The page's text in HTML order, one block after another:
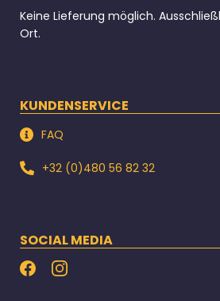
Keine Lieferung möglich.
Ort.
KUNDENSERVICE
FAQ
+32 (0)480 56 82 32
SOCIAL MEDIA